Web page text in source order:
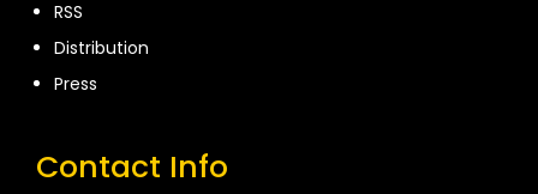
RSS
Distribution
Press
Contact Info